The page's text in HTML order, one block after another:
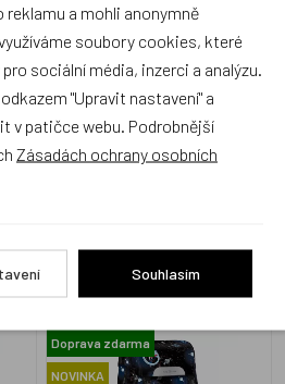
AU53565525
Skladem 1 ks
149 Kč
Ars Una Školní aktovka
Doprava zdarma
NOVINKA
a mohli anonymně
soubory cookies, které
sociální média, inzerci a analýzu.
"Upravit nastavení" a
v patičce webu. Podrobnější
Zásadách ochrany osobních
Souhlasím